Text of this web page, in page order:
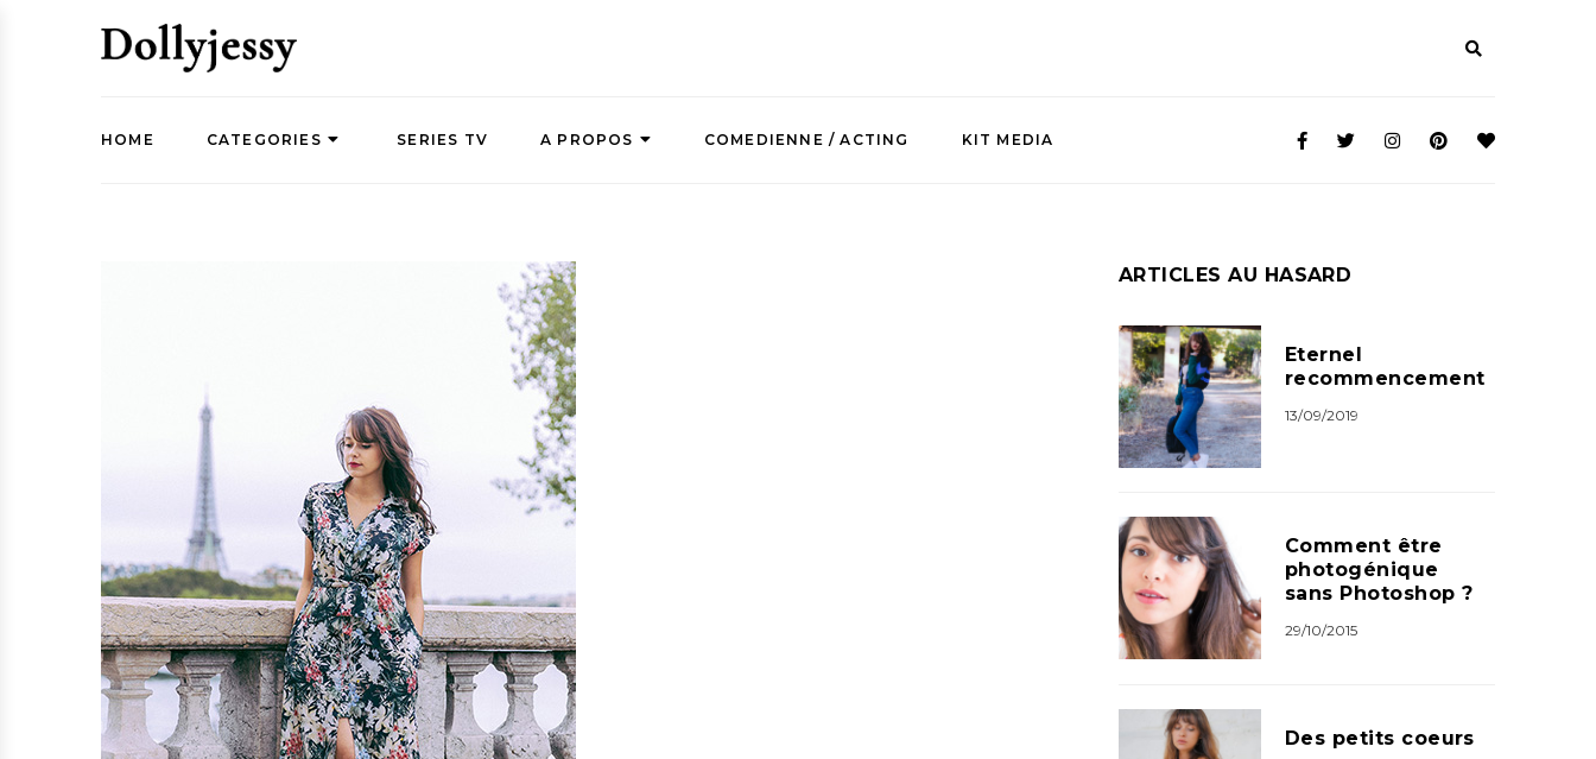
HOME CATEGORIES SERIES TV A PROPOS COMEDIENNE / ACTING KIT MEDIA
ARTICLES AU HASARD
Eternel
recommencement
13/09/2019
Comment être
photogénique
sans Photoshop ?
29/10/2015
Des petits coeurs